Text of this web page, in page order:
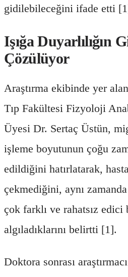
gidilebileceğini ifade etti
Işığa Duyarlılığın
Çözülüyor
Araştırma ekibinde yer
Tıp Fakültesi Fizyoloji
Üyesi Dr. Sertaç Üstün,
işleme boyutunun çoğu
edildiğini hatırlatarak,
çekmediğini, aynı
çok farklı ve rahatsız edici
algıladıklarını belirtti [1].
Doktora sonrası